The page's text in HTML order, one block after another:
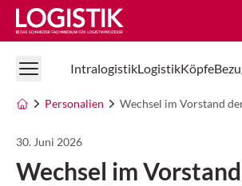
Logistik Online
IntralogistikLogistikKöpfe
Personalien Wechsel im Vorstand
30. Juni 2026
Wechsel im